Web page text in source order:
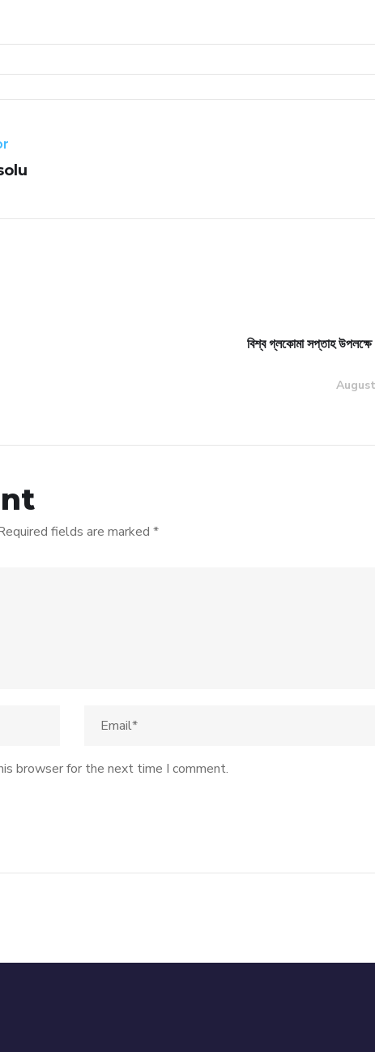
বিশ্ব গ্লকোমা সপ্তাহ উপলক্ষে
fields are marked *
browser for the next time I comment.